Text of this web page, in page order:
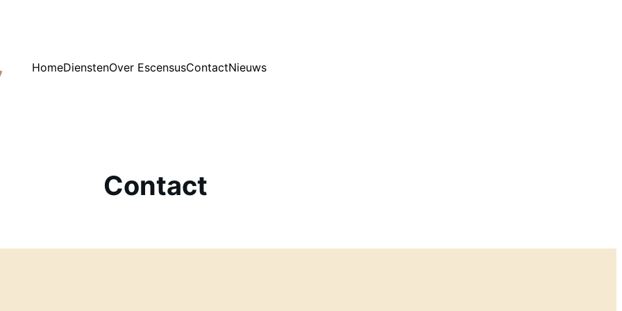
HomeDienstenOver EscensusContactNieuws
Contact